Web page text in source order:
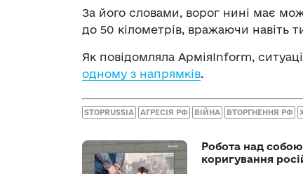
За його словами, ворог нині має
до 50 кілометрів, вражаючи навіть
Як повідомляла АрміяInform,
одному з напрямків.
STOPRUSSIA АГРЕСІЯ РФ ВІЙНА ВТОРГНЕННЯ РФ
Робота над
коригування